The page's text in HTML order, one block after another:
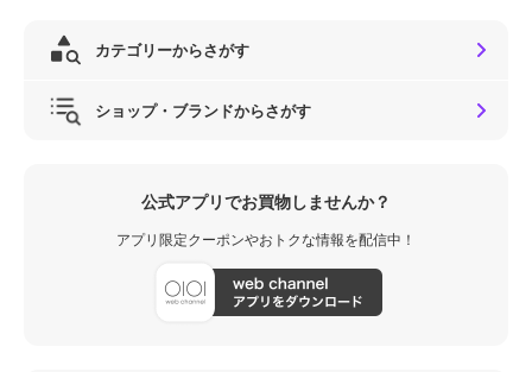
カテゴリーからさがす
ショップ・ブランドからさがす
公式アプリでお買物しませんか？
アプリ限定クーポンやおトクな情報を配信中！